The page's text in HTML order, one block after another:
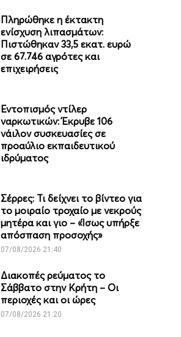
Πληρώθηκε η έκτακτη
ενίσχυση λιπασμάτων:
Πιστώθηκαν 33,5 εκατ. ευρώ
σε 67.746 αγρότες και
επιχειρήσεις
Εντοπισμός ντίλερ
ναρκωτικών: Έκρυβε 106
νάιλον συσκευασίες σε
προαύλιο εκπαιδευτικού
ιδρύματος
Σέρρες: Τι δείχνει το βίντεο για
το μοιραίο τροχαίο με νεκρούς
μητέρα και γιο – «Ίσως υπήρξε
απόσπαση προσοχής»
07/08/2026 21:40
Διακοπές ρεύματος το
Σάββατο στην Κρήτη – Οι
περιοχές και οι ώρες
07/08/2026 21:20